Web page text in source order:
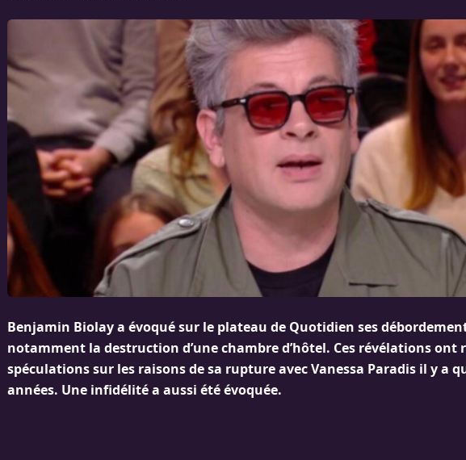
Benjamin Biolay a évoqué sur le plateau de Quotidien ses
notamment la destruction d’une chambre d’hôtel. Ces révélations ont
spéculations sur les raisons de sa rupture avec Vanessa Paradis il y a
années. Une infidélité a aussi été évoquée.